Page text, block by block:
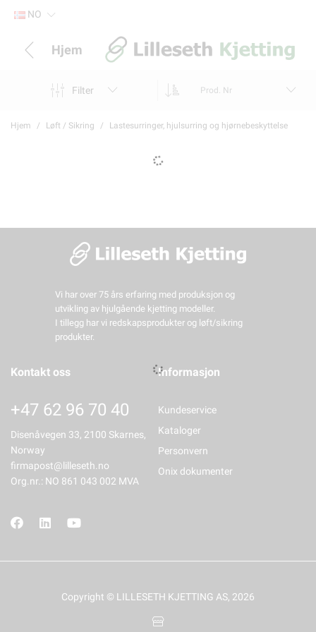
NO
Hjem
Filter Prod. Nr
Hjem Løft / Sikring Lastesurringer, hjulsurring og hjørnebeskyttelse
Vi har over 75 års erfaring med produksjon og
utvikling av hjulgående kjetting modeller.
I tillegg har vi redskapsprodukter og løft/sikring
produkter.
Kontakt oss
+47 62 96 70 40
Disenåvegen 33, 2100 Skarnes,
Norway
firmapost@lilleseth.no
Org.nr.: NO 861 043 002 MVA
Informasjon
Kundeservice
Kataloger
Personvern
Onix dokumenter
Copyright © LILLESETH KJETTING AS, 2026